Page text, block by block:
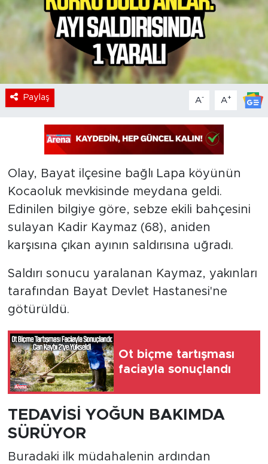
Paylaş A- A+
Olay, Bayat ilçesine bağlı Lapa köyünün
Kocaoluk mevkisinde meydana geldi.
Edinilen bilgiye göre, sebze ekili bahçesini
sulayan Kadir Kaymaz (68), aniden
karşısına çıkan ayının saldırısına uğradı.
Saldırı sonucu yaralanan Kaymaz, yakınları
tarafından Bayat Devlet Hastanesi'ne
götürüldü.
Ot biçme tartışması
faciayla sonuçlandı
TEDAVİSİ YOĞUN BAKIMDA
SÜRÜYOR
Buradaki ilk müdahalenin ardından